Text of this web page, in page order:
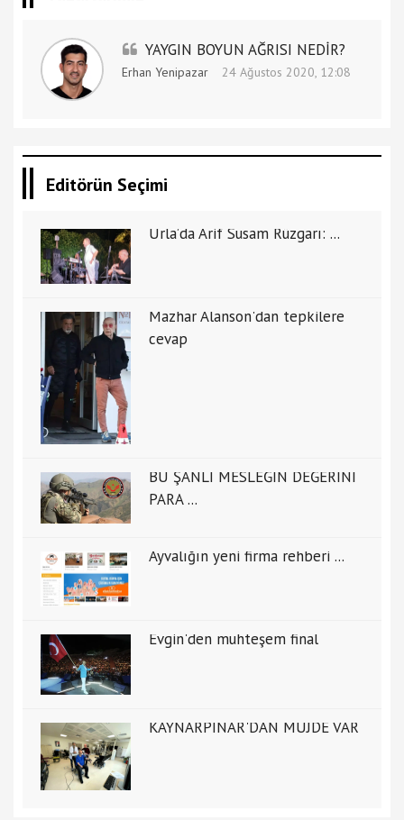
YAYGIN BOYUN AĞRISI NEDİR?
Erhan Yenipazar 24 Ağustos 2020, 12:08
Editörün Seçimi
Urla’da Arif Susam Rüzgarı: ...
Mazhar Alanson'dan tepkilere
cevap
BU ŞANLI MESLEĞİN DEĞERİNİ
PARA ...
Ayvalığın yeni firma rehberi ...
Evgin'den muhteşem final
KAYNARPINAR'DAN MÜJDE VAR